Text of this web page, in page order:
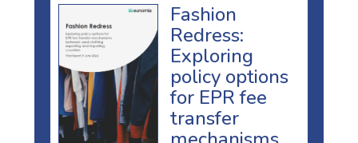
Fashion
Redress:
Exploring
policy options
for EPR fee
transfer